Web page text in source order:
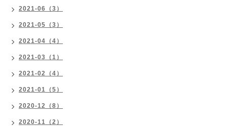
2021-06（3）
2021-05（3）
2021-04（4）
2021-03（1）
2021-02（4）
2021-01（5）
2020-12（8）
2020-11（2）